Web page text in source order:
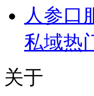
人参口
私域热
关于